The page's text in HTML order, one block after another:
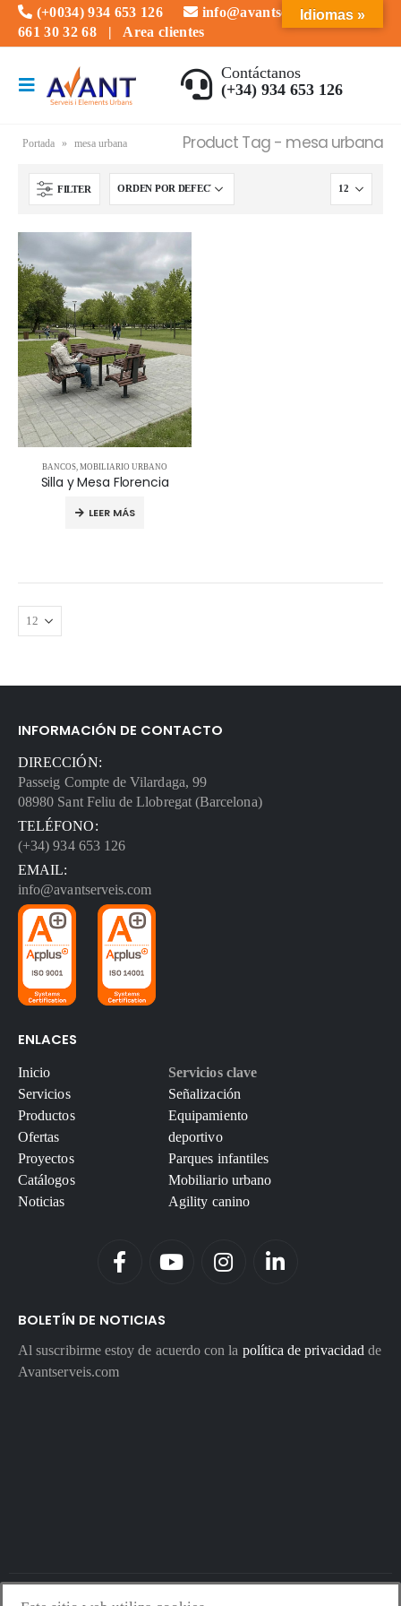
(+0034) 934 653 126
info@avantserveis.com
661 30 32 68 | Area clientes
Contáctanos
(+34) 934 653 126
Product Tag - mesa urbana
Portada » mesa urbana
FILTER
BANCOS, MOBILIARIO URBANO
Silla y Mesa Florencia
LEER MÁS
INFORMACIÓN DE CONTACTO
DIRECCIÓN:
Passeig Compte de Vilardaga, 99
08980 Sant Feliu de Llobregat (Barcelona)
TELÉFONO:
(+34) 934 653 126
EMAIL:
info@avantserveis.com
ENLACES
Inicio
Servicios
Productos
Ofertas
Proyectos
Catálogos
Noticias
Servicios clave
Señalización
Equipamiento
deportivo
Parques infantiles
Mobiliario urbano
Agility canino
BOLETÍN DE NOTICIAS
Al suscribirme estoy de acuerdo con la política de privacidad de
Avantserveis.com
Idiomas »